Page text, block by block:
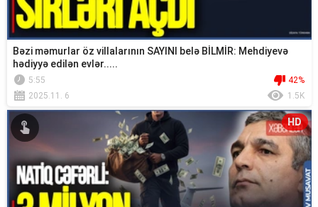
Bəzi məmurlar öz villalarının SAYINI belə BİLMİR: Mehdiyevə
hədiyyə edilən evlər.....
5:55
42%
2025.11. 6
1.5K
HD